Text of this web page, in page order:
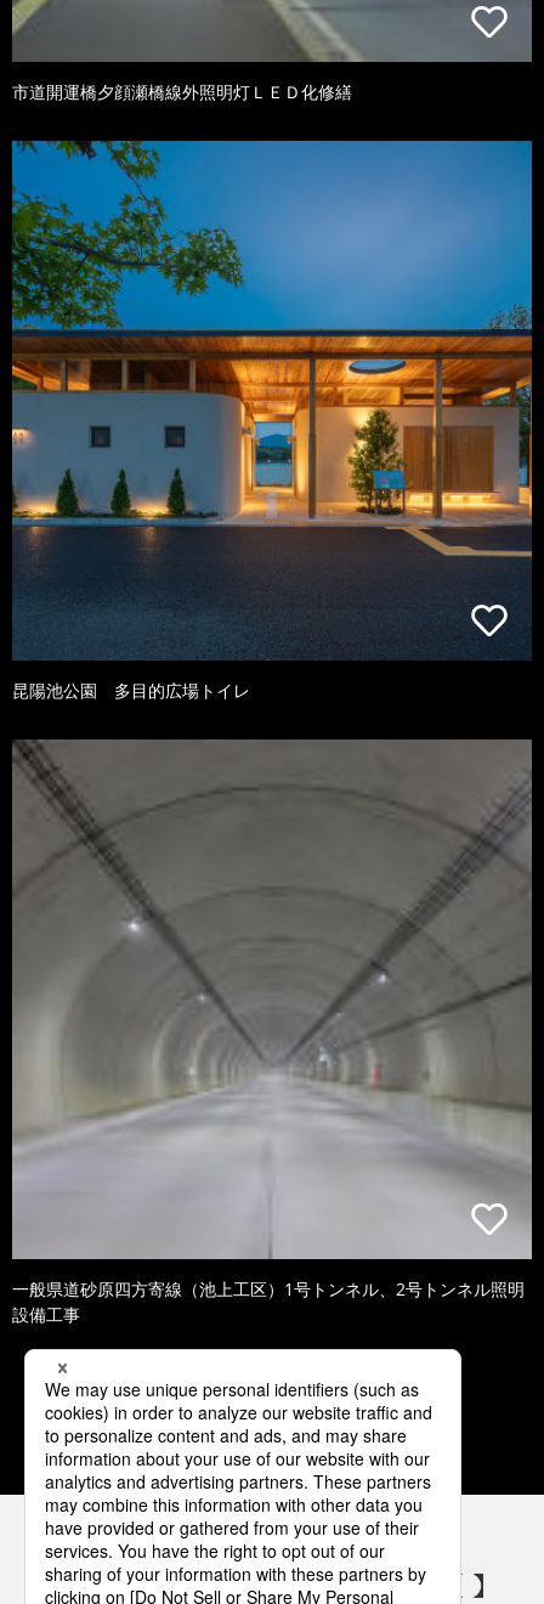
市道開運橋夕顔瀬橋線外照明灯ＬＥＤ化修繕
昆陽池公園 多目的広場トイレ
一般県道砂原四方寄線（池上工区）1号トンネル、2号トンネル照明
設備工事
1 2 3 4 5
パナソニックの電気設備 SNSアカウント